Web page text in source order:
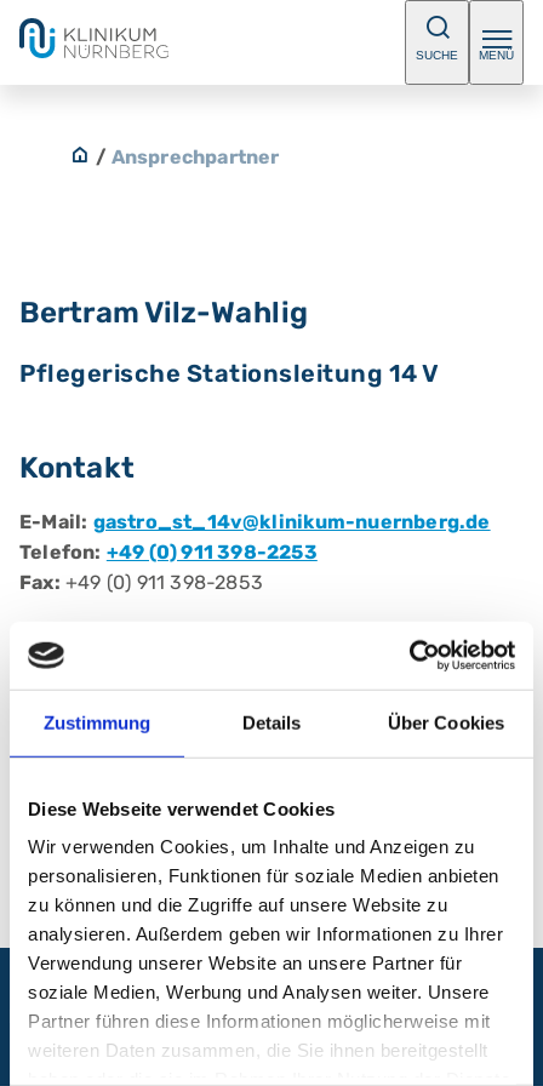
Zustimmung Details Über Cookies
Diese Webseite verwendet Cookies
Wir verwenden Cookies, um Inhalte und Anzeigen zu
personalisieren, Funktionen für soziale Medien anbieten
zu können und die Zugriffe auf unsere Website zu
analysieren. Außerdem geben wir Informationen zu Ihrer
Verwendung unserer Website an unsere Partner für
soziale Medien, Werbung und Analysen weiter. Unsere
Partner führen diese Informationen möglicherweise mit
weiteren Daten zusammen, die Sie ihnen bereitgestellt
SUCHE MENÜ
/ Ansprechpartner
Bertram Vilz-Wahlig
Pflegerische Stationsleitung 14 V
Kontakt
E-Mail: gastro_st_14v@klinikum-nuernberg.de
Telefon: +49 (0) 911 398-2253
Fax: +49 (0) 911 398-2853
Klinik für Innere Medizin 6, Schwerpunkte
Gastroenterologie, Endokrinologie und
Klinikum Nürnberg, Campus Nord
Folgen Sie uns: